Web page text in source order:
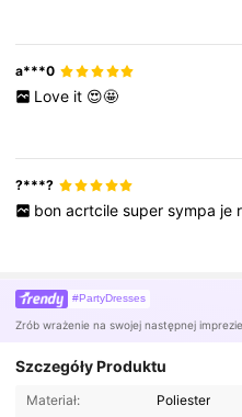
a***0
Love it 😍🤩
?***?
bon acrtcile super sympa je
#PartyDresses
Zrób wrażenie na swojej następnej imprezie.
Szczegóły Produktu
Materiał:
Poliester